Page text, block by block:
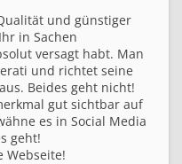
und günstiger
in Sachen
versagt habt. Man
und richtet seine
Beides geht nicht!
gut sichtbar auf
es in Social Media
geht!
Webseite!